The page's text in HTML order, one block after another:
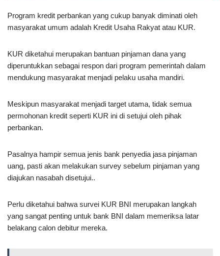
Program kredit perbankan yang cukup banyak diminati oleh
masyarakat umum adalah Kredit Usaha Rakyat atau KUR.
KUR diketahui merupakan bantuan pinjaman dana yang
diperuntukkan sebagai respon dari program pemerintah dalam
mendukung masyarakat menjadi pelaku usaha mandiri.
Meskipun masyarakat menjadi target utama, tidak semua
permohonan kredit seperti KUR ini di setujui oleh pihak
perbankan.
Pasalnya hampir semua jenis bank penyedia jasa pinjaman
uang, pasti akan melakukan survey sebelum pinjaman yang
diajukan nasabah disetujui..
Perlu diketahui bahwa survei KUR BNI merupakan langkah
yang sangat penting untuk bank BNI dalam memeriksa latar
belakang calon debitur mereka.